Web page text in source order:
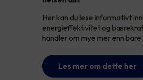
Her kan du lese informativt
energieffektivitet og
handler om mye mer enn bare
Les mer om dette her